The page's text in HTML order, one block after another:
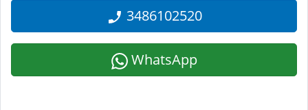
3486102520
WhatsApp